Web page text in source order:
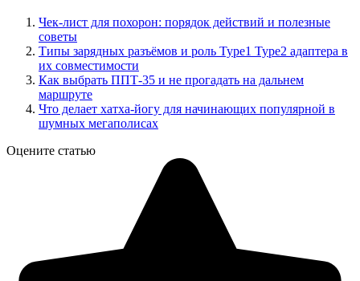
Чек-лист для похорон: порядок действий и полезные
советы
Типы зарядных разъёмов и роль Type1 Type2 адаптера в
их совместимости
Как выбрать ППТ-35 и не прогадать на дальнем
маршруте
Что делает хатха-йогу для начинающих популярной в
шумных мегаполисах
Оцените статью